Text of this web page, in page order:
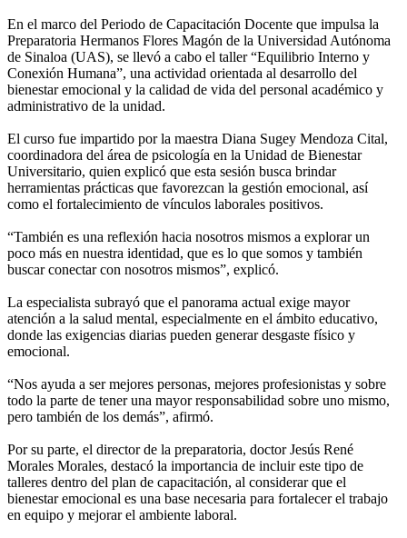
En el marco del Periodo de Capacitación Docente que impulsa la
Preparatoria Hermanos Flores Magón de la Universidad Autónoma
de Sinaloa (UAS), se llevó a cabo el taller “Equilibrio Interno y
Conexión Humana”, una actividad orientada al desarrollo del
bienestar emocional y la calidad de vida del personal académico y
administrativo de la unidad.
El curso fue impartido por la maestra Diana Sugey Mendoza Cital,
coordinadora del área de psicología en la Unidad de Bienestar
Universitario, quien explicó que esta sesión busca brindar
herramientas prácticas que favorezcan la gestión emocional, así
como el fortalecimiento de vínculos laborales positivos.
“También es una reflexión hacia nosotros mismos a explorar un
poco más en nuestra identidad, que es lo que somos y también
buscar conectar con nosotros mismos”, explicó.
La especialista subrayó que el panorama actual exige mayor
atención a la salud mental, especialmente en el ámbito educativo,
donde las exigencias diarias pueden generar desgaste físico y
emocional.
“Nos ayuda a ser mejores personas, mejores profesionistas y sobre
todo la parte de tener una mayor responsabilidad sobre uno mismo,
pero también de los demás”, afirmó.
Por su parte, el director de la preparatoria, doctor Jesús René
Morales Morales, destacó la importancia de incluir este tipo de
talleres dentro del plan de capacitación, al considerar que el
bienestar emocional es una base necesaria para fortalecer el trabajo
en equipo y mejorar el ambiente laboral.